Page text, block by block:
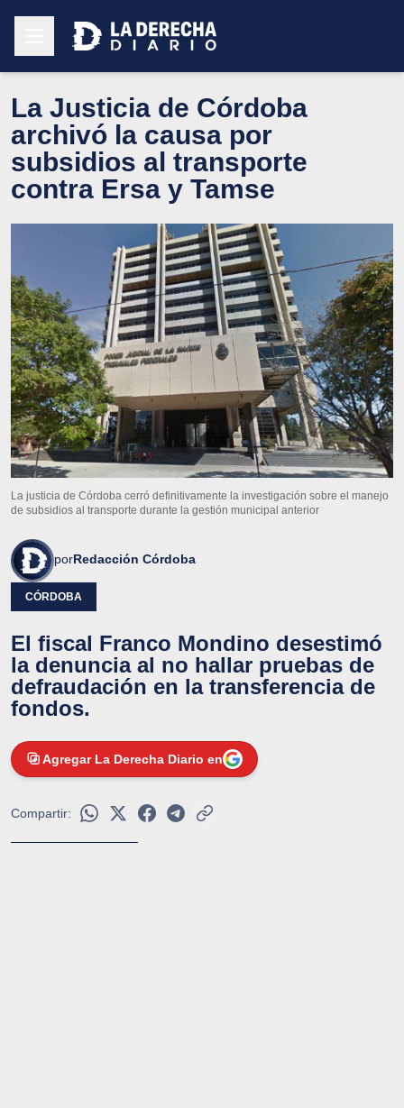
La Justicia de Córdoba
archivó la causa por
subsidios al transporte
contra Ersa y Tamse
La justicia de Córdoba cerró definitivamente la investigación sobre el manejo
de subsidios al transporte durante la gestión municipal anterior
porRedacción Córdoba
CÓRDOBA
El fiscal Franco Mondino desestimó
la denuncia al no hallar pruebas de
defraudación en la transferencia de
fondos.
Agregar La Derecha Diario en
Compartir: